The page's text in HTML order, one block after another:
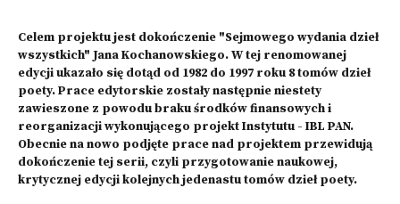
Celem projektu jest dokończenie "Sejmowego wydania dzieł
wszystkich" Jana Kochanowskiego. W tej renomowanej
edycji ukazało się dotąd od 1982 do 1997 roku 8 tomów dzieł
poety. Prace edytorskie zostały następnie niestety
zawieszone z powodu braku środków finansowych i
reorganizacji wykonującego projekt Instytutu - IBL PAN.
Obecnie na nowo podjęte prace nad projektem przewidują
dokończenie tej serii, czyli przygotowanie naukowej,
krytycznej edycji kolejnych jedenastu tomów dzieł poety.